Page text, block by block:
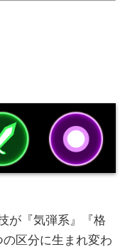
が『気弾系』『格
区分に生まれ変わ